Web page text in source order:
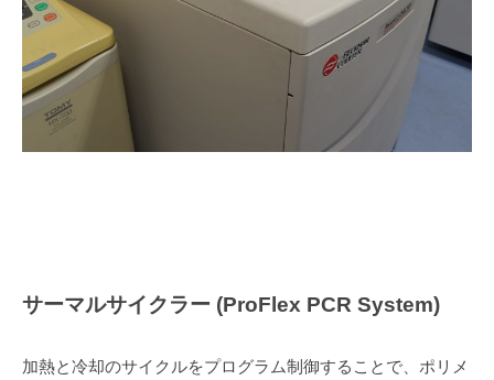
サーマルサイクラー (ProFlex PCR System)
加熱と冷却のサイクルをプログラム制御することで、ポリメ